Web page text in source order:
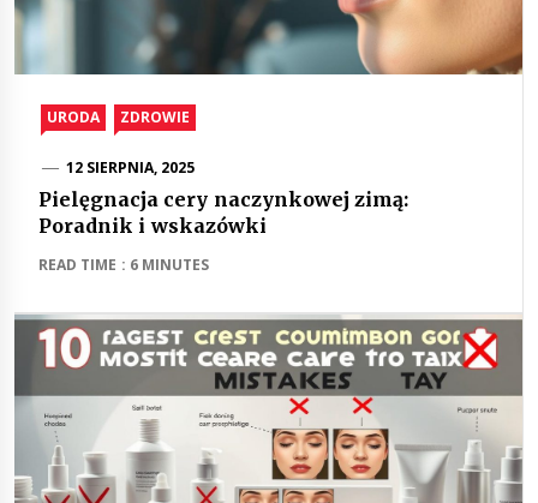
URODA ZDROWIE
12 SIERPNIA, 2025
Pielęgnacja cery naczynkowej zimą:
Poradnik i wskazówki
READ TIME : 6 MINUTES